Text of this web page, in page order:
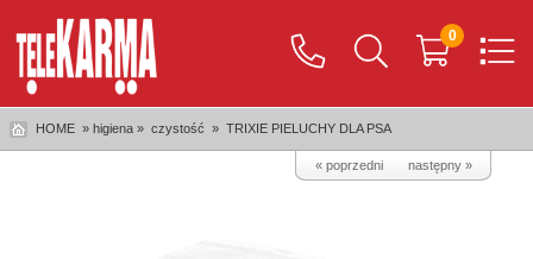
0
HOME » higiena » czystość » TRIXIE PIELUCHY DLA PSA
« poprzedni następny »